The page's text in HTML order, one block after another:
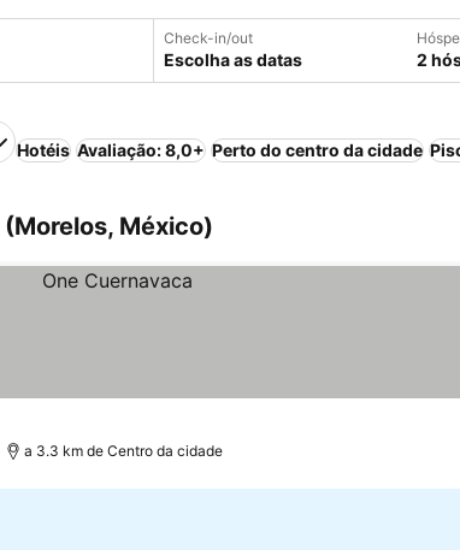
Check-in/out
Escolha as datas 2
Hotéis Avaliação: 8,0+ Perto do centro da cidade
México)
a 3.3 km de Centro da cidade